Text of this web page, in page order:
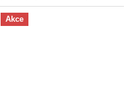
mm
Akce